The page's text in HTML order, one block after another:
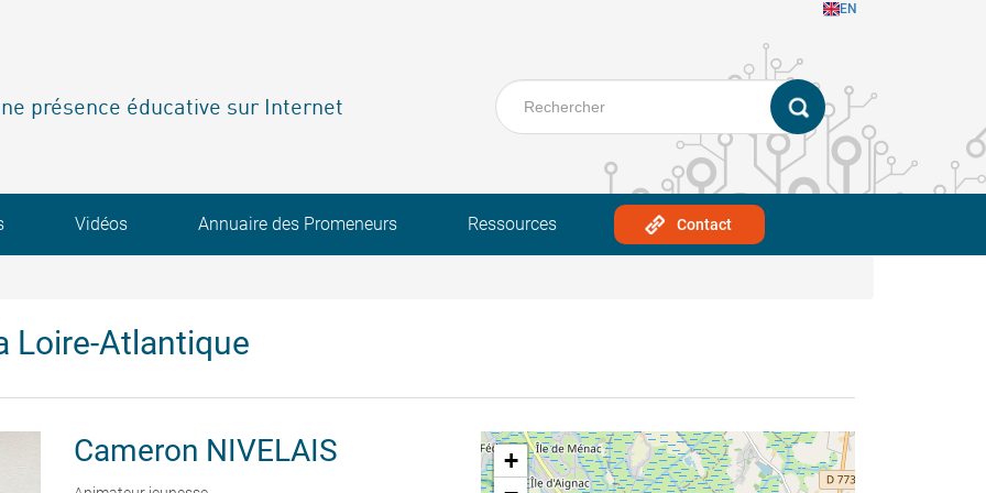
EN
présence éducative sur Internet
Vidéos Annuaire des Promeneurs Ressources Contact
Loire-Atlantique
Cameron NIVELAIS
+